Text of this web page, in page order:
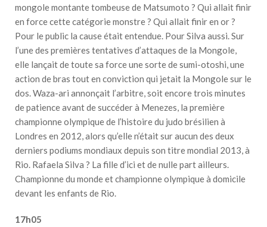
mongole montante tombeuse de Matsumoto ? Qui allait finir
en force cette catégorie monstre ? Qui allait finir en or ?
Pour le public la cause était entendue. Pour Silva aussi. Sur
l’une des premières tentatives d’attaques de la Mongole,
elle lançait de toute sa force une sorte de sumi-otoshi, une
action de bras tout en conviction qui jetait la Mongole sur le
dos. Waza-ari annonçait l’arbitre, soit encore trois minutes
de patience avant de succéder à Menezes, la première
championne olympique de l’histoire du judo brésilien à
Londres en 2012, alors qu’elle n’était sur aucun des deux
derniers podiums mondiaux depuis son titre mondial 2013, à
Rio. Rafaela Silva ? La fille d’ici et de nulle part ailleurs.
Championne du monde et championne olympique à domicile
devant les enfants de Rio.
17h05